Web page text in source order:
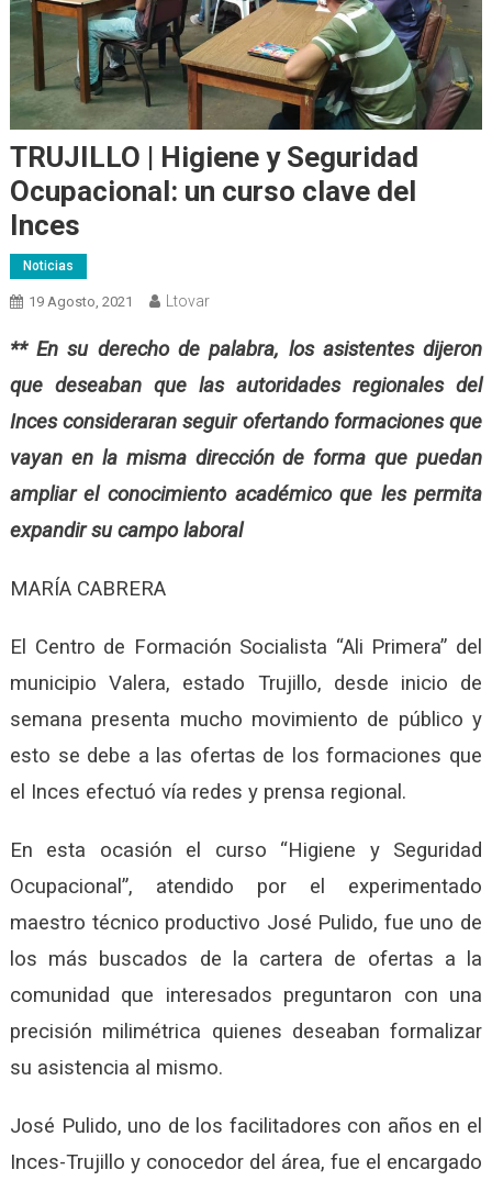
TRUJILLO | Higiene y Seguridad
Ocupacional: un curso clave del
Inces
Noticias
19 Agosto, 2021 Ltovar
** En su derecho de palabra, los asistentes dijeron
que deseaban que las autoridades regionales del
Inces consideraran seguir ofertando formaciones que
vayan en la misma dirección de forma que puedan
ampliar el conocimiento académico que les permita
expandir su campo laboral
MARÍA CABRERA
El Centro de Formación Socialista “Ali Primera” del
municipio Valera, estado Trujillo, desde inicio de
semana presenta mucho movimiento de público y
esto se debe a las ofertas de los formaciones que
el Inces efectuó vía redes y prensa regional.
En esta ocasión el curso “Higiene y Seguridad
Ocupacional”, atendido por el experimentado
maestro técnico productivo José Pulido, fue uno de
los más buscados de la cartera de ofertas a la
comunidad que interesados preguntaron con una
precisión milimétrica quienes deseaban formalizar
su asistencia al mismo.
José Pulido, uno de los facilitadores con años en el
Inces-Trujillo y conocedor del área, fue el encargado